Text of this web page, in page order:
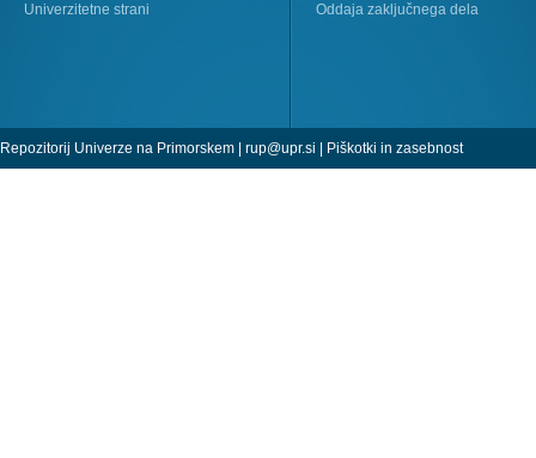
Univerzitetne strani
Oddaja zaključnega dela
Repozitorij Univerze na Primorskem | rup@upr.si | Piškotki in zasebnost